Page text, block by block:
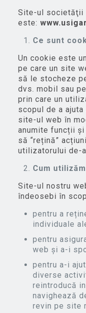
Site-ul societăţii
este:
Ce sunt
Un cookie este
pe care un site
să le stocheze
dvs. mobil sau
prin care un
scopul de a
site-ul web în
anumite funcții
să “rețină”
utilizatorului de-
Cum
Site-ul nostru
îndeosebi în
pentru a
individuale
pentru
web și a-i
pentru a-i
diverse
reintroducă
navighează
revin pe site